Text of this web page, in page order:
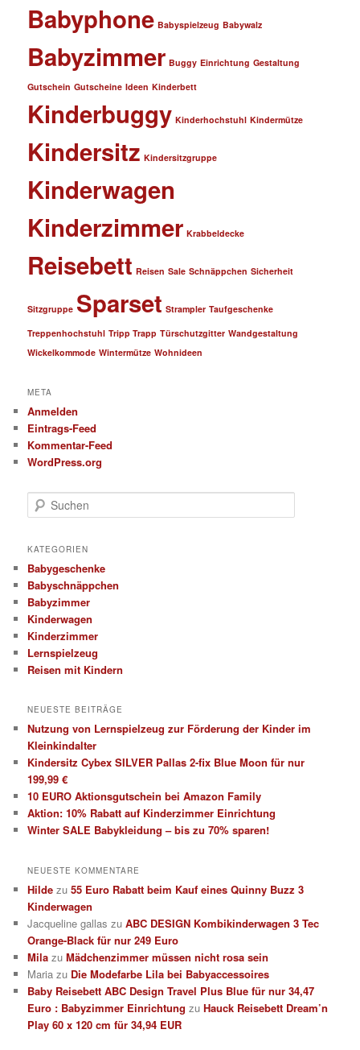
Babyphone Babyspielzeug Babywalz
Babyzimmer Buggy Einrichtung Gestaltung
Gutschein Gutscheine Ideen Kinderbett
Kinderbuggy Kinderhochstuhl Kindermütze
Kindersitz Kindersitzgruppe
Kinderwagen
Kinderzimmer Krabbeldecke
Reisebett Reisen Sale Schnäppchen Sicherheit
Sitzgruppe Sparset Strampler Taufgeschenke
Treppenhochstuhl Tripp Trapp Türschutzgitter Wandgestaltung
Wickelkommode Wintermütze Wohnideen
META
Anmelden
Eintrags-Feed
Kommentar-Feed
WordPress.org
u
h
n
KATEGORIEN
Babygeschenke
Babyschnäppchen
Babyzimmer
Kinderwagen
Kinderzimmer
Lernspielzeug
Reisen mit Kindern
NEUESTE BEITRÄGE
Nutzung von Lernspielzeug zur Förderung der Kinder im
Kleinkindalter
Kindersitz Cybex SILVER Pallas 2-fix Blue Moon für nur
199,99 €
10 EURO Aktionsgutschein bei Amazon Family
Aktion: 10% Rabatt auf Kinderzimmer Einrichtung
Winter SALE Babykleidung – bis zu 70% sparen!
NEUESTE KOMMENTARE
Hilde zu55 Euro Rabatt beim Kauf eines Quinny Buzz 3
Kinderwagen
Jacqueline gallas zuABC DESIGN Kombikinderwagen 3 Tec
Orange-Black für nur 249 Euro
Mila zuMädchenzimmer müssen nicht rosa sein
Maria zu Die Modefarbe Lila bei Babyaccessoires
Baby Reisebett ABC Design Travel Plus Blue für nur 34,47
Euro : Babyzimmer Einrichtung zuHauck Reisebett Dream’n
Play 60 x 120 cm für 34,94 EUR